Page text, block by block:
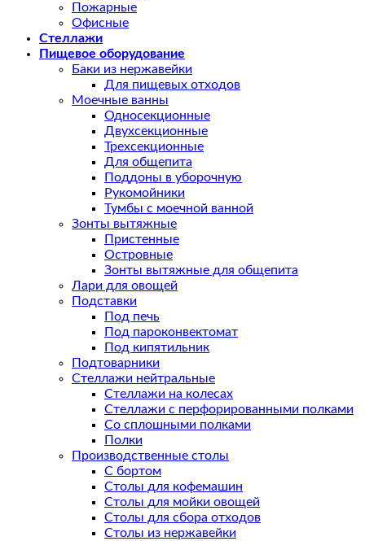
Пожарные
Офисные
Стеллажи
Пищевое оборудование
Баки из нержавейки
Для пищевых отходов
Моечные ванны
Односекционные
Двухсекционные
Трехсекционные
Для общепита
Поддоны в уборочную
Рукомойники
Тумбы с моечной ванной
Зонты вытяжные
Пристенные
Островные
Зонты вытяжные для общепита
Лари для овощей
Подставки
Под печь
Под пароконвектомат
Под кипятильник
Подтоварники
Стеллажи нейтральные
Стеллажи на колесах
Стеллажи с перфорированными полками
Со сплошными полками
Полки
Производственные столы
С бортом
Столы для кофемашин
Столы для мойки овощей
Столы для сбора отходов
Столы из нержавейки